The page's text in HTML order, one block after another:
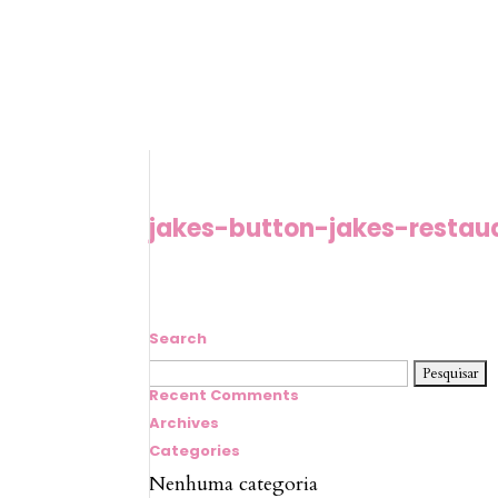
jakes-button-jakes-
Search
Pesquisar
por:
Recent Comments
Archives
Categories
Nenhuma categoria